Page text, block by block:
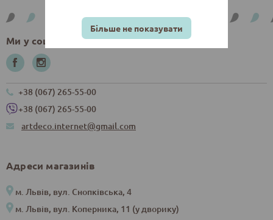
Ми у соцмережах
+38 (067) 265-55-00
+38 (067) 265-55-00
artdeco.internet@gmail.com
Адреси магазинів
м. Львів, вул. Снопківська, 4
м. Львів, вул. Коперника, 11 (у дворику)
Більше не показувати